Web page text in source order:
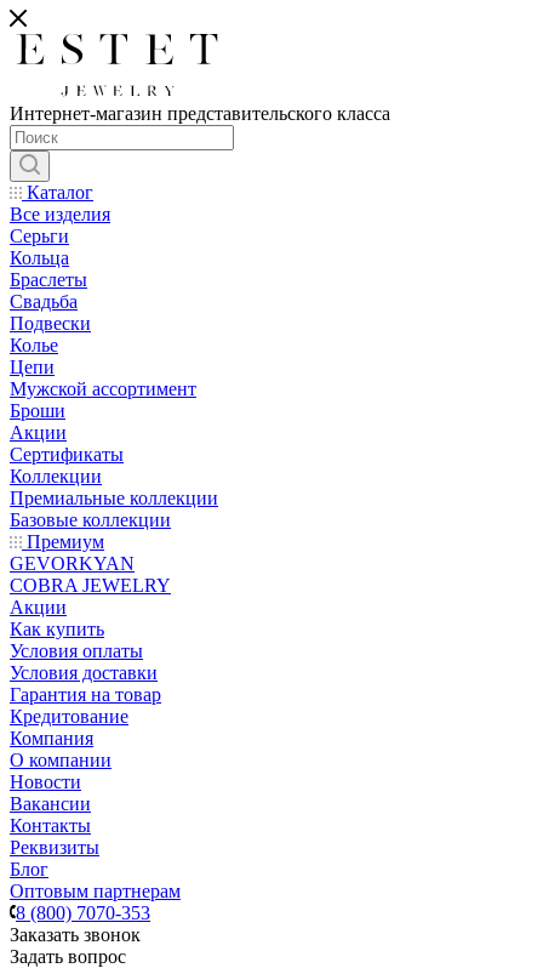
Интернет-магазин представительского класса
Каталог
Все изделия
Серьги
Кольца
Браслеты
Свадьба
Подвески
Колье
Цепи
Мужской ассортимент
Броши
Акции
Сертификаты
Коллекции
Премиальные коллекции
Базовые коллекции
Премиум
GEVORKYAN
COBRA JEWELRY
Акции
Как купить
Условия оплаты
Условия доставки
Гарантия на товар
Кредитование
Компания
О компании
Новости
Вакансии
Контакты
Реквизиты
Блог
Оптовым партнерам
8 (800) 7070-353
Заказать звонок
Задать вопрос